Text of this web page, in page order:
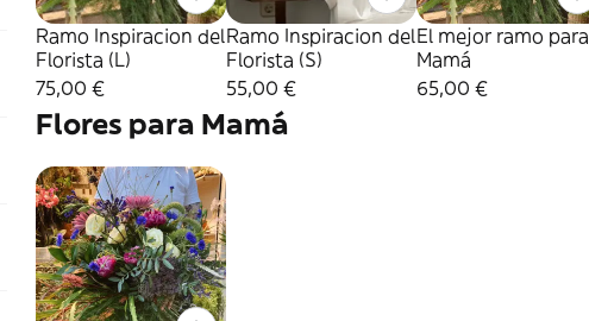
Ramo Inspiracion del
Florista (L)
75,00 €
Ramo Inspiracion del
Florista (S)
55,00 €
El mejor ramo para
Mamá
65,00 €
Flores para Mamá